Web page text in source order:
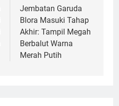
Jembatan Garuda
Blora Masuki Tahap
Akhir: Tampil Megah
Berbalut Warna
Merah Putih